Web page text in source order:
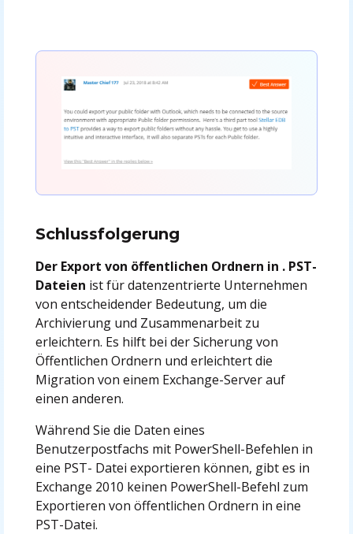
Schlussfolgerung
Der Export von öffentlichen Ordnern in . PST-
Dateien ist für datenzentrierte Unternehmen
von entscheidender Bedeutung, um die
Archivierung und Zusammenarbeit zu
erleichtern. Es hilft bei der Sicherung von
Öffentlichen Ordnern und erleichtert die
Migration von einem Exchange-Server auf
einen anderen.
Während Sie die Daten eines
Benutzerpostfachs mit PowerShell-Befehlen in
eine PST- Datei exportieren können, gibt es in
Exchange 2010 keinen PowerShell-Befehl zum
Exportieren von öffentlichen Ordnern in eine
PST-Datei.